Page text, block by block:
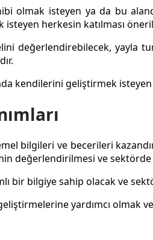
olmak isteyen ya da bu
herkesin katılması
değerlendirebilecek,
kendilerini geliştirmek
bilgileri ve becerileri
ve sektörde
bir bilgiye sahip olacak ve
yardımcı olmak